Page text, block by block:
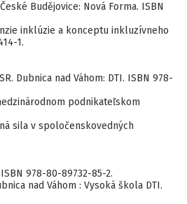
Budějovice: Nová Forma. ISBN
inklúzie a konceptu inkluzívneho
1.
Dubnica nad Váhom: DTI. ISBN 978-
podnikateľskom
sila v spoločenskovedných
978-80-89732-85-2.
nad Váhom : Vysoká škola DTI.